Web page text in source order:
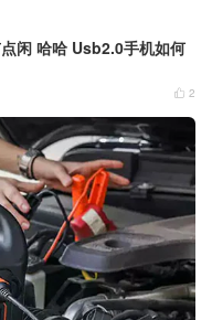
手机如何
 2